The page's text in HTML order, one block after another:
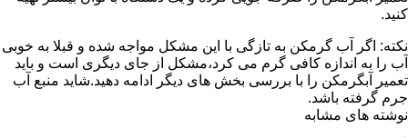
کنید.
نکته: اگر آب گرمکن به تازگی با این مشکل مواجه شده و قبلا به خوبی
آب را به اندازه کافی گرم می کرد،مشکل از جای دیگری است و باید
تعمیر آبگرمکن را با بررسی بخش های دیگر ادامه دهید.شاید منبع آب
جرم گرفته باشد.
نوشته های مشابه